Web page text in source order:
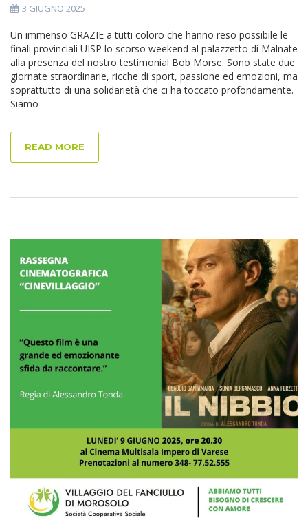
3 GIUGNO 2025
Un immenso GRAZIE a tutti coloro che hanno reso possibile le
finali provinciali UISP lo scorso weekend al palazzetto di Malnate
alla presenza del nostro testimonial Bob Morse. Sono state due
giornate straordinarie, ricche di sport, passione ed emozioni, ma
soprattutto di una solidarietà che ci ha toccato profondamente.
Siamo
READ MORE